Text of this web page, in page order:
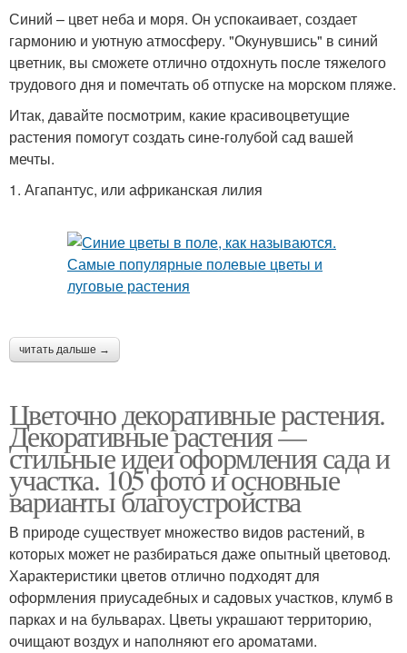
Синий – цвет неба и моря. Он успокаивает, создает
гармонию и уютную атмосферу. "Окунувшись" в синий
цветник, вы сможете отлично отдохнуть после тяжелого
трудового дня и помечтать об отпуске на морском пляже.
Итак, давайте посмотрим, какие красивоцветущие
растения помогут создать сине-голубой сад вашей
мечты.
1. Агапантус, или африканская лилия
читать дальше →
Цветочно декоративные растения.
Декоративные растения —
стильные идеи оформления сада и
участка. 105 фото и основные
варианты благоустройства
В природе существует множество видов растений, в
которых может не разбираться даже опытный цветовод.
Характеристики цветов отлично подходят для
оформления приусадебных и садовых участков, клумб в
парках и на бульварах. Цветы украшают территорию,
очищают воздух и наполняют его ароматами.